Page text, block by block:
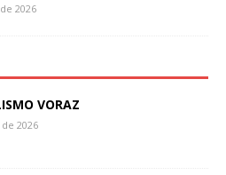
2026
VORAZ
2026